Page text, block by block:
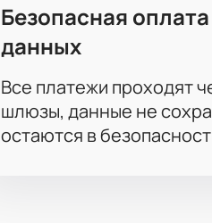
Безопасная
данных
Все платежи проходят
шлюзы, данные не
остаются в